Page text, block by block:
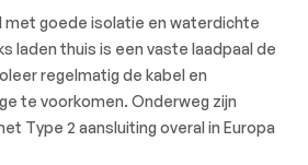
met goede isolatie en waterdichte
laden thuis is een vaste laadpaal de
regelmatig de kabel en
te voorkomen. Onderweg zijn
Type 2 aansluiting overal in Europa